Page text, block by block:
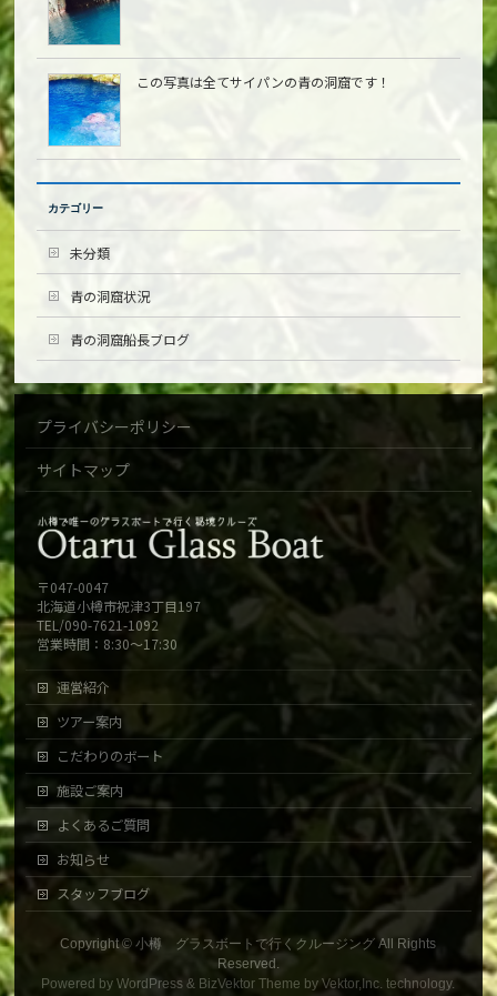
この写真は全てサイパンの青の洞窟です！
カテゴリー
未分類
青の洞窟状況
青の洞窟船長ブログ
プライバシーポリシー
サイトマップ
〒047-0047
北海道小樽市祝津3丁目197
TEL/090-7621-1092
営業時間：8:30～17:30
運営紹介
ツアー案内
こだわりのボート
施設ご案内
よくあるご質問
お知らせ
スタッフブログ
Copyright ©小樽 グラスボートで行くクルージング All Rights
Reserved.
Powered byWordPress & BizVektor Theme byVektor,Inc. technology.